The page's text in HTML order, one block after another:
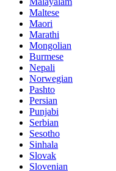
Maltese
Maori
Marathi
Mongolian
Burmese
Nepali
Norwegian
Pashto
Persian
Punjabi
Serbian
Sesotho
Sinhala
Slovak
Slovenian